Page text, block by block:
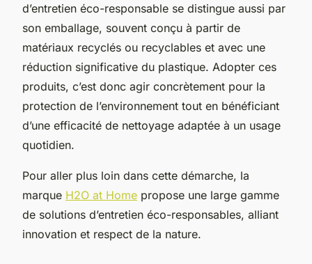
d’entretien éco-responsable se distingue aussi par
son emballage, souvent conçu à partir de
matériaux recyclés ou recyclables et avec une
réduction significative du plastique. Adopter ces
produits, c’est donc agir concrètement pour la
protection de l’environnement tout en bénéficiant
d’une efficacité de nettoyage adaptée à un usage
quotidien.
Pour aller plus loin dans cette démarche, la
marque H2O at Home propose une large gamme
de solutions d’entretien éco-responsables, alliant
innovation et respect de la nature.